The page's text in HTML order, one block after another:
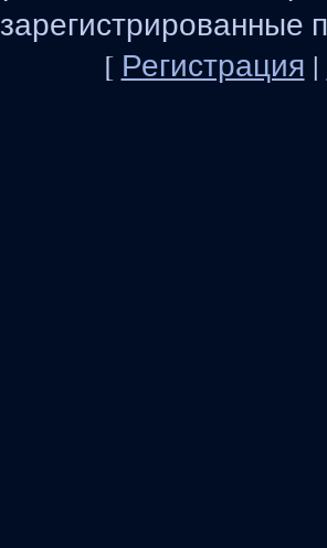
зарегистрированные
[ Регистрация |